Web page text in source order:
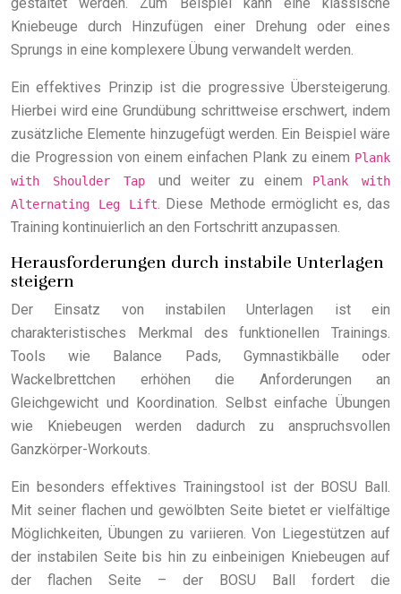
Kniebeuge durch Hinzufügen einer Drehung oder eines
Sprungs in eine komplexere Übung verwandelt werden.
Ein effektives Prinzip ist die progressive Übersteigerung.
Hierbei wird eine Grundübung schrittweise erschwert, indem
zusätzliche Elemente hinzugefügt werden. Ein Beispiel wäre
die Progression von einem einfachen Plank zu einem Plank
with Shoulder Tap und weiter zu einem
Plank with
Alternating Leg Lift. Diese Methode ermöglicht es, das
Training kontinuierlich an den Fortschritt anzupassen.
Herausforderungen durch instabile Unterlagen
steigern
Der Einsatz von instabilen Unterlagen ist ein
charakteristisches Merkmal des funktionellen Trainings.
Tools wie Balance Pads, Gymnastikbälle oder
Wackelbrettchen erhöhen die Anforderungen an
Gleichgewicht und Koordination. Selbst einfache Übungen
wie Kniebeugen werden dadurch zu anspruchsvollen
Ganzkörper-Workouts.
Ein besonders effektives Trainingstool ist der BOSU Ball.
Mit seiner flachen und gewölbten Seite bietet er vielfältige
Möglichkeiten, Übungen zu variieren. Von Liegestützen auf
der instabilen Seite bis hin zu einbeinigen Kniebeugen auf
der flachen Seite – der BOSU Ball fordert die